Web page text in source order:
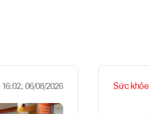
16:02, 06/08/2026 Sức khỏe